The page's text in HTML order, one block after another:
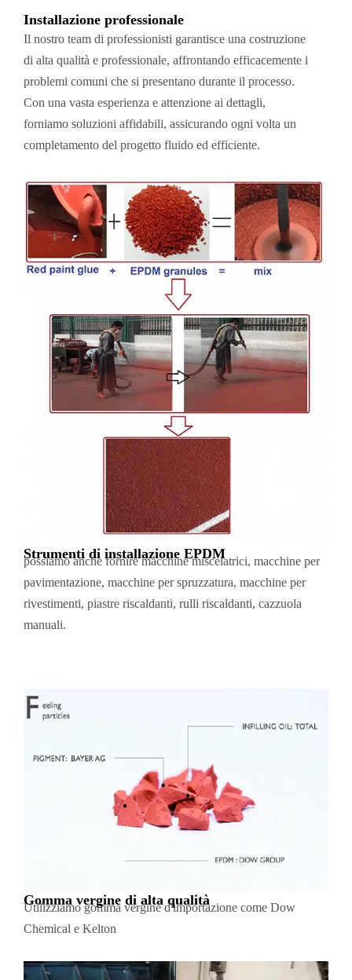
Installazione professionale
Il nostro team di professionisti garantisce una costruzione
di alta qualità e professionale, affrontando efficacemente i
problemi comuni che si presentano durante il processo.
Con una vasta esperienza e attenzione ai dettagli,
forniamo soluzioni affidabili, assicurando ogni volta un
completamento del progetto fluido ed efficiente.
Strumenti di installazione EPDM
possiamo anche fornire macchine miscelatrici, macchine per
pavimentazione, macchine per spruzzatura, macchine per
rivestimenti, piastre riscaldanti, rulli riscaldanti, cazzuola
manuali.
Gomma vergine di alta qualità
Utilizziamo gomma vergine d'importazione come Dow
Chemical e Kelton